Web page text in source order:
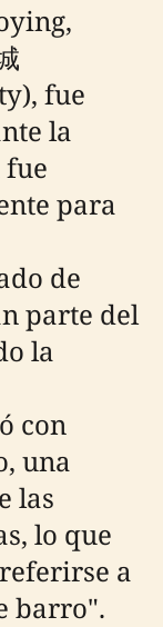
fue
la
para
de
parte del
la
con
una
las
lo que
a
barro".